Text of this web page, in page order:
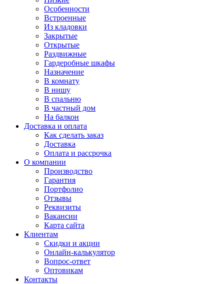
Особенности
Встроенные
Из кладовки
Закрытые
Открытые
Раздвижные
Гардеробные шкафы
Назначение
В комнату
В нишу
В спальню
В частный дом
На балкон
Доставка и оплата
Как сделать заказ
Доставка
Оплата и рассрочка
О компании
Производство
Гарантия
Портфолио
Отзывы
Реквизиты
Вакансии
Карта сайта
Клиентам
Скидки и акции
Онлайн-калькулятор
Вопрос-ответ
Оптовикам
Контакты